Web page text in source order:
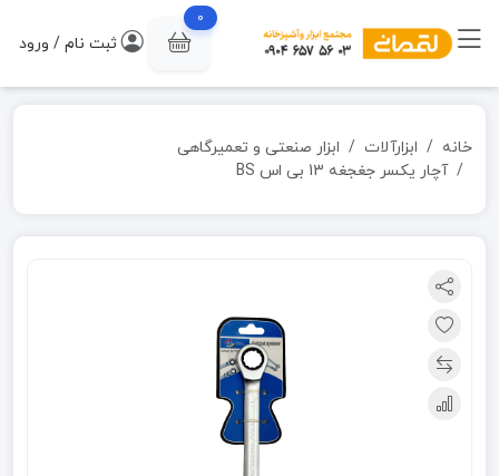
0
ثبت نام / ورود
خانه ابزارآلات
ابزار صنعتی و تعمیرگاهی
آچار یکسر جغجغه 13 بی اس BS